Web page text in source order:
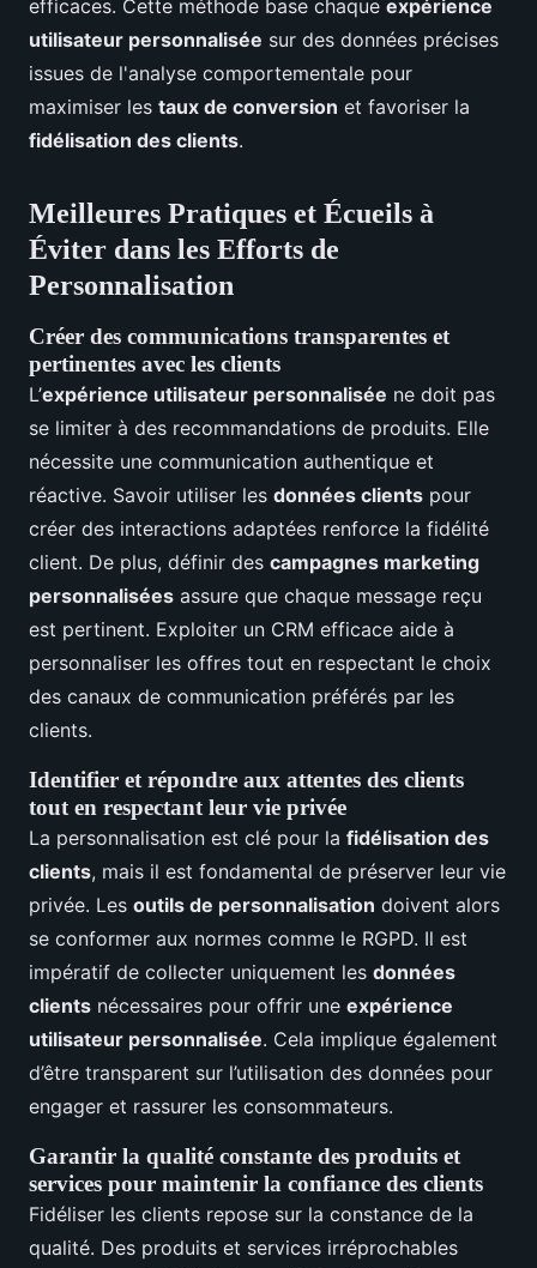
efficaces. Cette méthode base chaque expérience
utilisateur personnalisée sur des données précises
issues de l'analyse comportementale pour
maximiser les taux de conversion et favoriser la
fidélisation des clients.
Meilleures Pratiques et Écueils à
Éviter dans les Efforts de
Personnalisation
Créer des communications transparentes et
pertinentes avec les clients
L’expérience utilisateur personnalisée ne doit pas
se limiter à des recommandations de produits. Elle
nécessite une communication authentique et
réactive. Savoir utiliser les données clients pour
créer des interactions adaptées renforce la fidélité
client. De plus, définir des campagnes marketing
personnalisées assure que chaque message reçu
est pertinent. Exploiter un CRM efficace aide à
personnaliser les offres tout en respectant le choix
des canaux de communication préférés par les
clients.
Identifier et répondre aux attentes des clients
tout en respectant leur vie privée
La personnalisation est clé pour la fidélisation des
clients, mais il est fondamental de préserver leur vie
privée. Les outils de personnalisation doivent alors
se conformer aux normes comme le RGPD. Il est
impératif de collecter uniquement les données
clients nécessaires pour offrir une expérience
utilisateur personnalisée. Cela implique également
d’être transparent sur l’utilisation des données pour
engager et rassurer les consommateurs.
Garantir la qualité constante des produits et
services pour maintenir la confiance des clients
Fidéliser les clients repose sur la constance de la
qualité. Des produits et services irréprochables